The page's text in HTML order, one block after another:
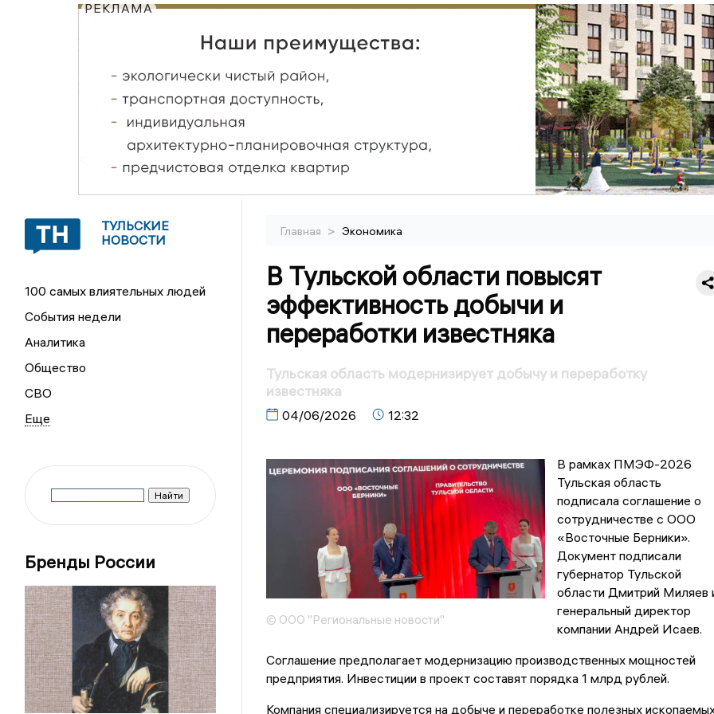
РЕКЛАМА
ТУЛЬСКИЕ
НОВОСТИ
100 самых влиятельных людей
События недели
Аналитика
Общество
СВО
Бренды России
Главная > Экономика
В Тульской области повысят
эффективность добычи и
переработки известняка
Тульская область модернизирует добычу и переработку
известняка
04/06/2026 12:32
© ООО "Региональные новости"
В рамках ПМЭФ-2026
Тульская область
подписала соглашение о
сотрудничестве с ООО
«Восточные Берники».
Документ подписали
губернатор Тульской
области Дмитрий Миляев
генеральный директор
компании Андрей Исаев.
Соглашение предполагает модернизацию производственных мощностей
предприятия. Инвестиции в проект составят порядка 1 млрд рублей.
Компания специализируется на добыче и переработке полезных